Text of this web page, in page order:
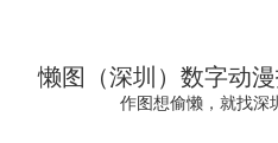
懒图（深圳）数字动
作图想偷懒，就找深